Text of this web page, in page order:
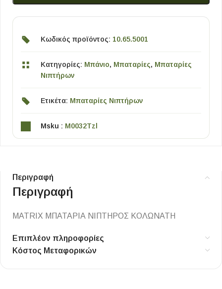
Κωδικός προϊόντος: 10.65.5001
Κατηγορίες: Μπάνιο, Μπαταρίες, Μπαταρίες
Νιπτήρων
Ετικέτα: Μπαταρίες Νιπτήρων
Msku : M0032Tzl
Περιγραφή
Περιγραφή
MATRIX ΜΠΑΤΑΡΙΑ ΝΙΠΤΗΡΟΣ ΚΟΛΩΝΑΤΗ
Επιπλέον πληροφορίες
Κόστος Μεταφορικών